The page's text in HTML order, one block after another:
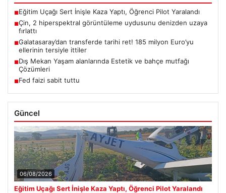
■Eğitim Uçağı Sert İnişle Kaza Yaptı, Öğrenci Pilot Yaralandı
■Çin, 2 hiperspektral görüntüleme uydusunu denizden uzaya
fırlattı
■Galatasaray’dan transferde tarihi ret! 185 milyon Euro’yu
ellerinin tersiyle ittiler
■Dış Mekan Yaşam alanlarında Estetik ve bahçe mutfağı
Çözümleri
■Fed faizi sabit tuttu
Güncel
06/08/2026
Eğitim Uçağı Sert İnişle Kaza Yaptı, Öğrenci Pilot Yaralandı